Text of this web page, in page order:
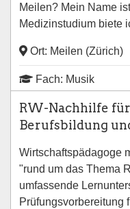
Meilen? Mein Name
Medizinstudium biete
Ort: Meilen (Zürich)
Fach: Musik
RW-Nachhilfe für
Berufsbildung
Wirtschaftspädagoge
"rund um das Thema
umfassende
Prüfungsvorbereitung